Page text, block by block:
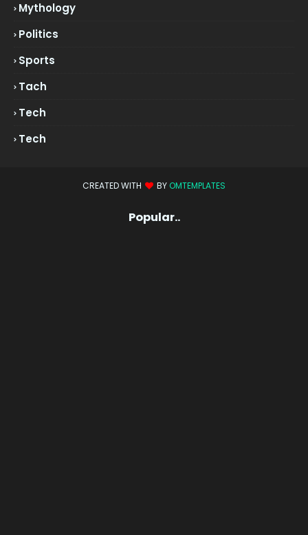
Mythology
Politics
Sports
Tach
Tech
Tech
CREATED WITH BY OMTEMPLATES
Popular..